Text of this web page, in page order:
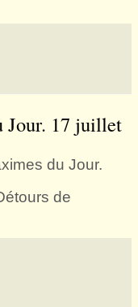
Jour. 17 juillet
du Jour.
de